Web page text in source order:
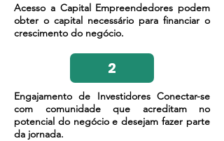
Acesso a Capital Empreendedores podem
obter o capital necessário para financiar o
crescimento do negócio.
2
Engajamento de Investidores Conectar-se
com comunidade que acreditam no
potencial do negócio e desejam fazer parte
da jornada.